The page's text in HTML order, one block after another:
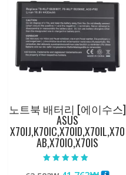
노트북 배터리 [에이수스]
ASUS
X70IJ,K70IC,X70ID,X70IL,X70
AB,X70IO,X70IS